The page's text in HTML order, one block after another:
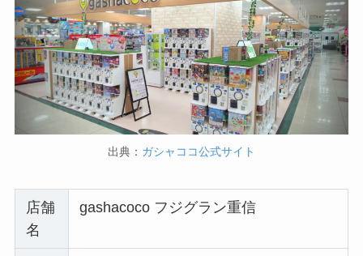
出典： ガシャココ公式サイト
店舗
名
gashacoco フジグラン重信